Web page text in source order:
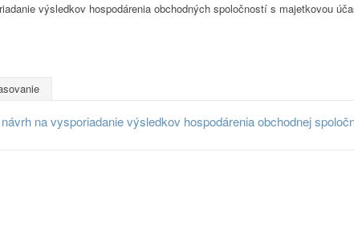
výsledkov hospodárenia obchodných spoločností s majetkovou
na vysporiadanie výsledkov hospodárenia obchodnej